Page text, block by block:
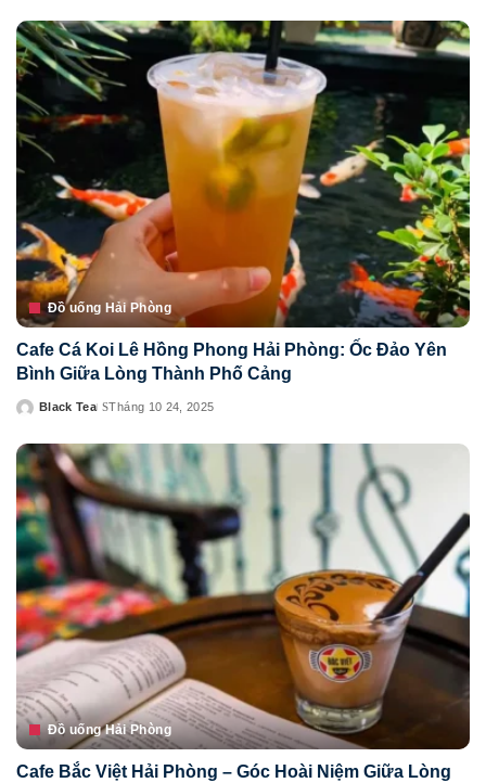
Đồ uống Hải Phòng
Cafe Cá Koi Lê Hồng Phong Hải Phòng: Ốc Đảo Yên
Bình Giữa Lòng Thành Phố Cảng
Posted
Black Tea Tháng 10 24, 2025
Đồ uống Hải Phòng
Cafe Bắc Việt Hải Phòng – Góc Hoài Niệm Giữa Lòng